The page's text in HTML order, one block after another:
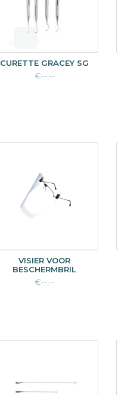
CURETTE GRACEY SG
€--,--
VISIER VOOR
BESCHERMBRIL
€--,--